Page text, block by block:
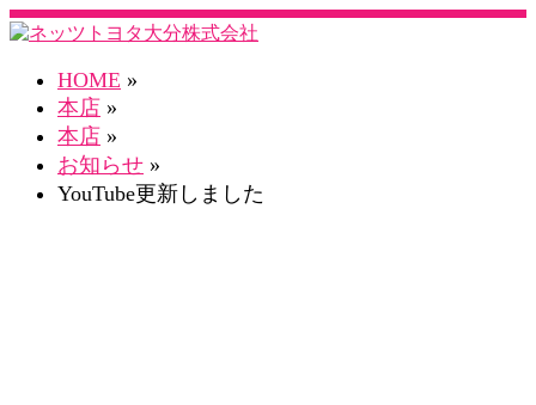
HOME »
本店 »
本店 »
お知らせ »
YouTube更新しました